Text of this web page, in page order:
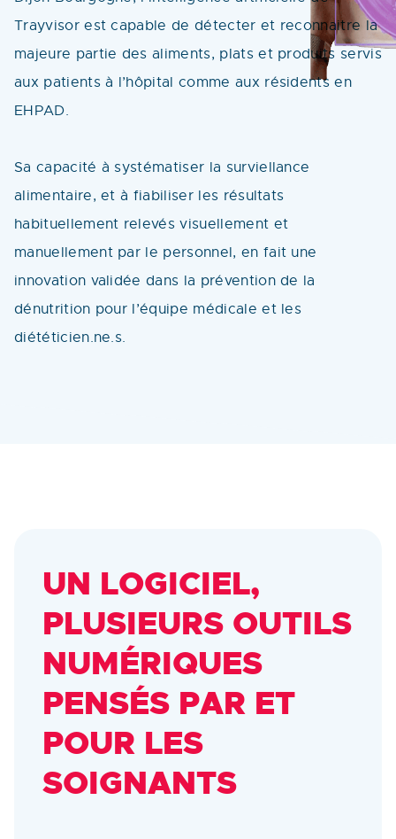
Trayvisor est capable de détecter et reconnaitre la
majeure partie des aliments, plats et produits servis
aux patients à l’hôpital comme aux résidents en
EHPAD.
Sa capacité à systématiser la surviellance
alimentaire, et à fiabiliser les résultats
habituellement relevés visuellement et
manuellement par le personnel, en fait une
innovation validée dans la prévention de la
dénutrition pour l’équipe médicale et les
diététicien.ne.s.
UN LOGICIEL,
PLUSIEURS OUTILS
NUMÉRIQUES
PENSÉS PAR ET
POUR LES
SOIGNANTS